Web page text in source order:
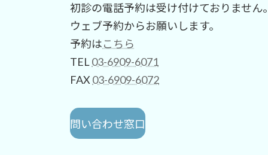
初診の電話予約は受け付けておりません
ウェブ予約からお願いします。
予約はこちら
TEL 03-6909-6071
FAX 03-6909-6072
問い合わせ窓口